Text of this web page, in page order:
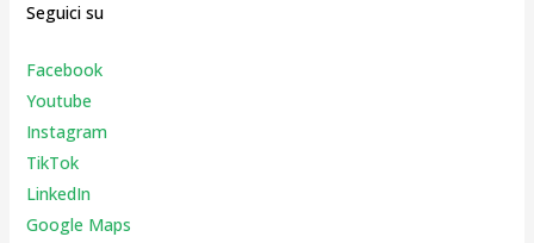
Seguici su
Facebook
Youtube
Instagram
TikTok
LinkedIn
Google Maps